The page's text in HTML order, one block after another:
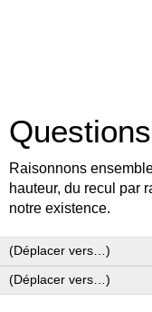
Raisonnons
hauteur, du recul par
notre existence.